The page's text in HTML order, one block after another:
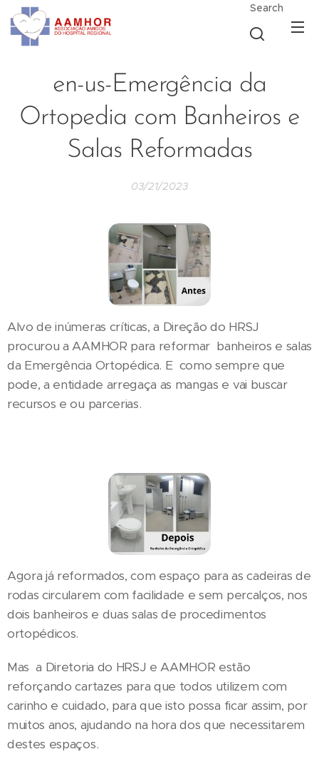
Search
en-us-Emergência da
Ortopedia com Banheiros e
Salas Reformadas
03/21/2023
Alvo de inúmeras críticas, a Direção do HRSJ
procurou a AAMHOR para reformar banheiros e salas
da Emergência Ortopédica. E como sempre que
pode, a entidade arregaça as mangas e vai buscar
recursos e ou parcerias.
Agora já reformados, com espaço para as cadeiras de
rodas circularem com facilidade e sem percalços, nos
dois banheiros e duas salas de procedimentos
ortopédicos.
Mas a Diretoria do HRSJ e AAMHOR estão
reforçando cartazes para que todos utilizem com
carinho e cuidado, para que isto possa ficar assim, por
muitos anos, ajudando na hora dos que necessitarem
destes espaços.